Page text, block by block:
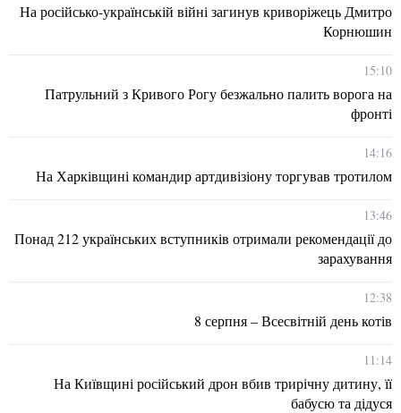
На російсько-українській війні загинув криворіжець Дмитро
Корнюшин
15:10
Патрульний з Кривого Рогу безжально палить ворога на
фронті
14:16
На Харківщині командир артдивізіону торгував тротилом
13:46
Понад 212 українських вступників отримали рекомендації до
зарахування
12:38
8 серпня – Всесвітній день котів
11:14
На Київщині російський дрон вбив трирічну дитину, її
бабусю та дідуся